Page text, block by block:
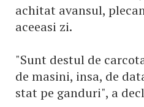
achitat avansul,
aceeasi zi.
"Sunt destul de
de masini, insa, de
stat pe ganduri", a